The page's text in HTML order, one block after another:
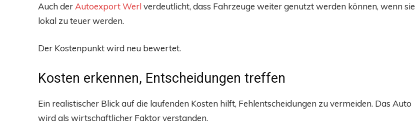
Auch der Autoexport Werl verdeutlicht, dass Fahrzeuge weiter genutzt werden können, wenn sie
lokal zu teuer werden.
Der Kostenpunkt wird neu bewertet.
Kosten erkennen, Entscheidungen treffen
Ein realistischer Blick auf die laufenden Kosten hilft, Fehlentscheidungen zu vermeiden. Das Auto
wird als wirtschaftlicher Faktor verstanden.